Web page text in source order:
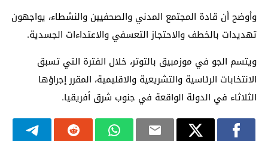
وأوضح أن قادة المجتمع المدني والصحفيين والنشطاء، يواجهون
تهديدات بالخطف والاحتجاز التعسفي والاعتداءات الجسدية.
ويتسم الجو في موزمبيق بالتوتر، خلال الفترة التي تسبق
الانتخابات الرئاسية والتشريعية والاقليمية، المقرر إجراؤها
الثلاثاء في الدولة الواقعة في جنوب شرق أفريقيا.